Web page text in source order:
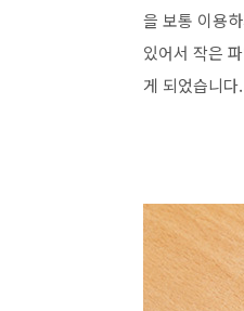
을 보통 이용
있어서 작은
게 되었습니